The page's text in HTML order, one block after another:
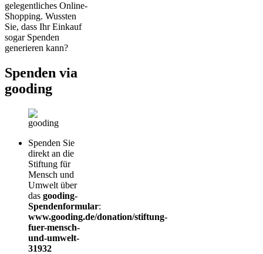
gelegentliches Online-
Shopping. Wussten
Sie, dass Ihr Einkauf
sogar Spenden
generieren kann?
Spenden via
gooding
Spenden Sie
direkt an die
Stiftung für
Mensch und
Umwelt über
das gooding-
Spendenformular:
www.gooding.de/donation/stiftung-
fuer-mensch-
und-umwelt-
31932